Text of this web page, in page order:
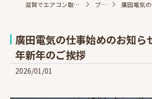
滋賀でエアコン取付なら廣田電気 ブログ 廣田電気の仕事始
廣田電気の仕事始めのお知ら
年新年のご挨拶
2026/01/01